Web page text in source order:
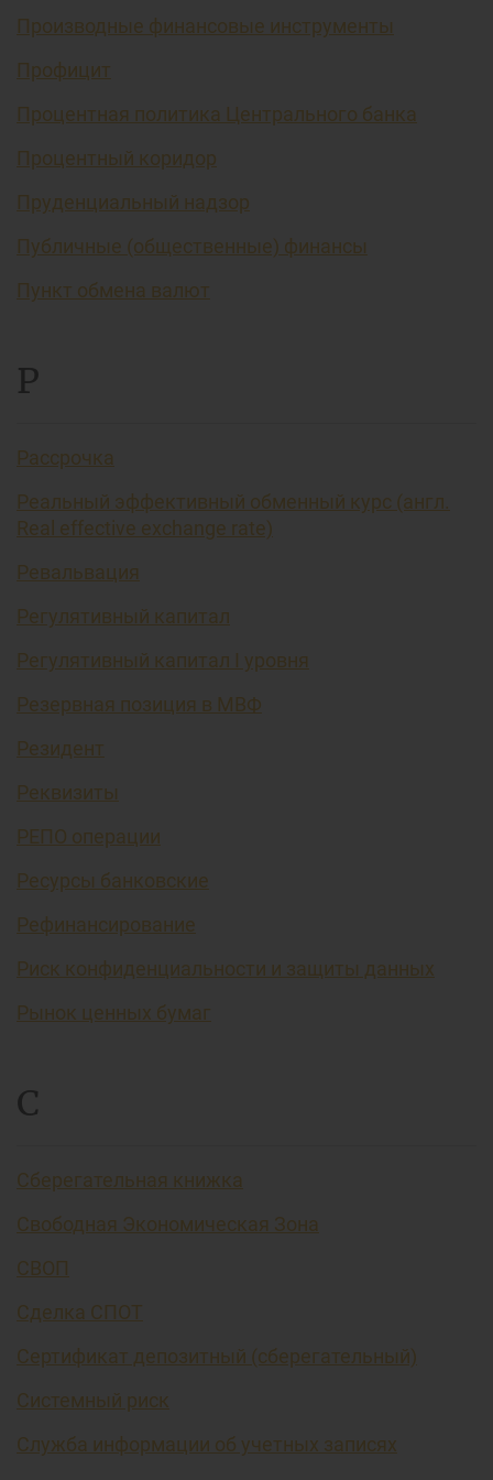
Производные финансовые инструменты
Профицит
Процентная политика Центрального банка
Процентный коридор
Пруденциальный надзор
Публичные (общественные) финансы
Пункт обмена валют
Р
Рассрочка
Реальный эффективный обменный курс (англ.
Real effective exchange rate)
Ревальвация
Регулятивный капитал
Регулятивный капитал I уровня
Резервная позиция в МВФ
Резидент
Реквизиты
РЕПО операции
Ресурсы банковские
Рефинансирование
Риск конфиденциальности и защиты данных
Рынок ценных бумаг
С
Сберегательная книжка
Свободная Экономическая Зона
СВОП
Сделка СПОТ
Сертификат депозитный (сберегательный)
Системный риск
Служба информации об учетных записях